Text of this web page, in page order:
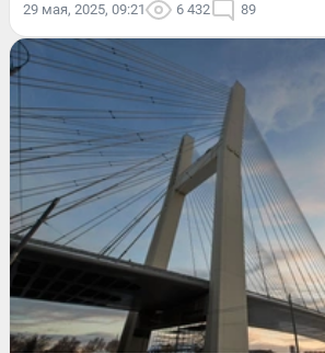
29 мая, 2025, 09:21 6 432 89